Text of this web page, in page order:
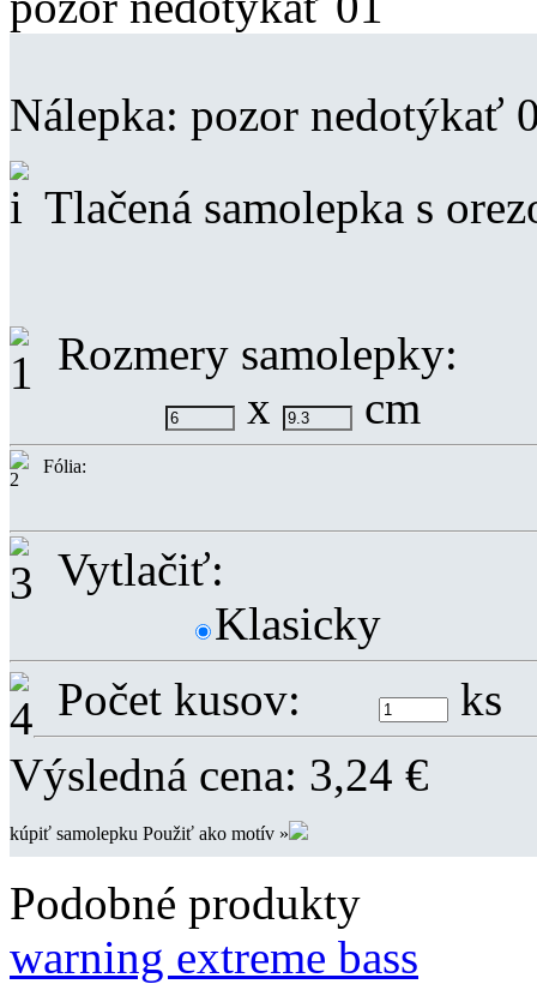
Nálepka: pozor nedotýkať
Tlačená samolepka s
Rozmery samolepky:
x
cm
Fólia:
Vytlačiť:
Klasicky
Počet kusov:
ks
Výsledná cena: 3,24 €
kúpiť samolepku Použiť ako motív »
Podobné produkty
warning extreme bass